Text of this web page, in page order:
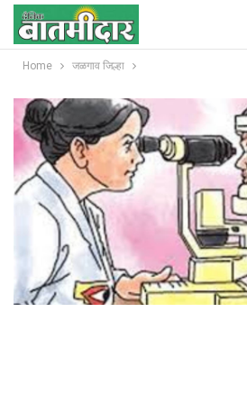
Home जळगाव जिल्हा